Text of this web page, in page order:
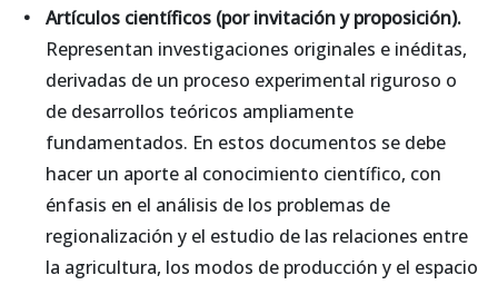
Artículos científicos (por invitación y proposición).
Representan investigaciones originales e inéditas,
derivadas de un proceso experimental riguroso o
de desarrollos teóricos ampliamente
fundamentados. En estos documentos se debe
hacer un aporte al conocimiento científico, con
énfasis en el análisis de los problemas de
regionalización y el estudio de las relaciones entre
la agricultura, los modos de producción y el espacio